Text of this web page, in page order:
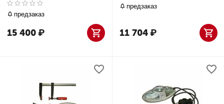
предзаказ
15 400₽
предзаказ
11 704₽